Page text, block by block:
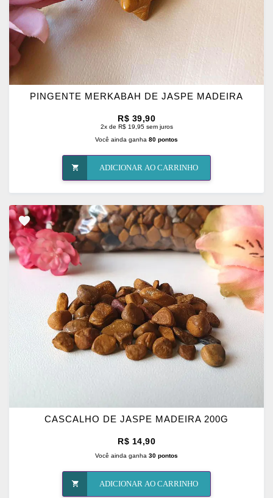
PINGENTE MERKABAH DE JASPE MADEIRA
R$ 39,90
2x de R$ 19,95 sem juros
Você ainda ganha 80 pontos
ADICIONAR AO CARRINHO
ADICIONAR
OS
CASCALHO DE JASPE MADEIRA 200G
R$ 14,90
Você ainda ganha 30 pontos
ADICIONAR AO CARRINHO